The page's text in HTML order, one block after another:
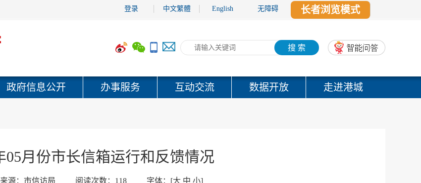
登录 中文繁體 English 无障碍 长者浏览模式
搜 索
政府信息公开 办事服务 互动交流 数据开放 走进港城
05月份市长信箱运行和反馈情况
来源： 市信访局 阅读次数： 118 字体： [大 中 小]